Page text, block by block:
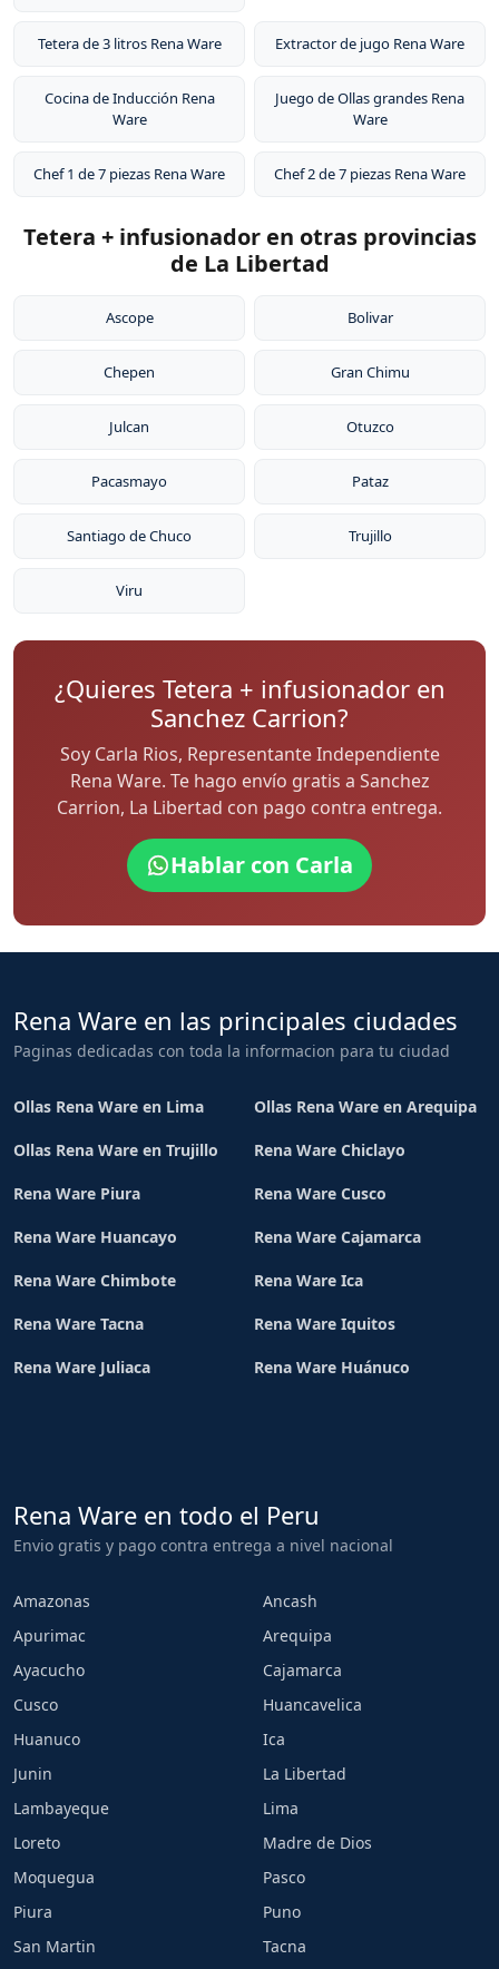
Tetera de 3 litros Rena Ware Extractor de jugo Rena Ware
Cocina de Inducción Rena
Ware
Juego de Ollas grandes Rena
Ware
Chef 1 de 7 piezas Rena Ware Chef 2 de 7 piezas Rena Ware
Tetera + infusionador en otras provincias
de La Libertad
Ascope Bolivar
Chepen Gran Chimu
Julcan Otuzco
Pacasmayo Pataz
Santiago de Chuco Trujillo
Viru
¿Quieres Tetera + infusionador en
Sanchez Carrion?
Soy Carla Rios, Representante Independiente
Rena Ware. Te hago envío gratis a Sanchez
Carrion, La Libertad con pago contra entrega.
Hablar con Carla
Rena Ware en las principales ciudades
Paginas dedicadas con toda la informacion para tu ciudad
Ollas Rena Ware en Lima Ollas Rena Ware en Arequipa
Ollas Rena Ware en Trujillo Rena Ware Chiclayo
Rena Ware Piura Rena Ware Cusco
Rena Ware Huancayo Rena Ware Cajamarca
Rena Ware Chimbote Rena Ware Ica
Rena Ware Tacna Rena Ware Iquitos
Rena Ware Juliaca Rena Ware Huánuco
Rena Ware en todo el Peru
Envio gratis y pago contra entrega a nivel nacional
Amazonas
Ancash
Apurimac
Arequipa
Ayacucho
Cajamarca
Cusco
Huancavelica
Huanuco
Ica
Junin
La Libertad
Lambayeque
Lima
Loreto
Madre de Dios
Moquegua
Pasco
Piura
Puno
San Martin
Tacna